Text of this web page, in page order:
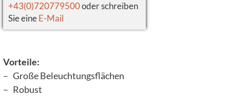
+43(0)720779500oder schreiben
Sie eineE-Mail
Vorteile:
– Große Beleuchtungsflächen
– Robust